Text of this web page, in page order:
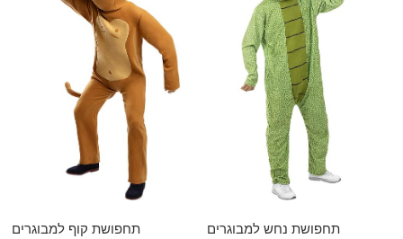
תחפושת קוף למבוגרים תחפושת נחש למבוגרים